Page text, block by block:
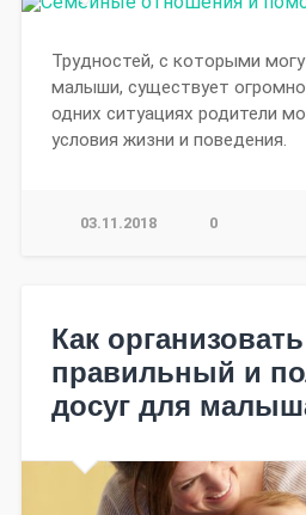
Трудностей, с которыми
малыши, существует
одних ситуациях родители
условия жизни и поведения.
03.11.2018 0
Как организовать
правильный и
досуг для